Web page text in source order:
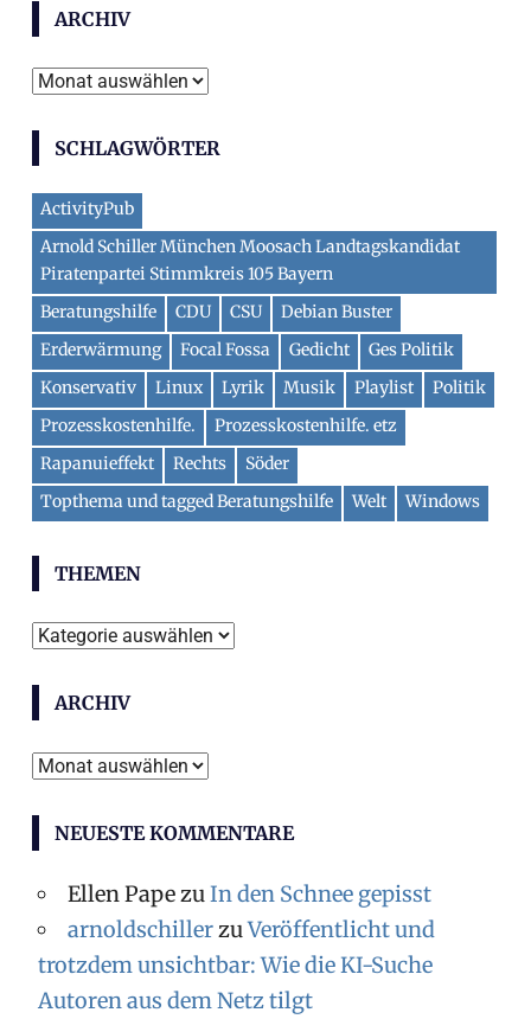
ARCHIV
Archiv
SCHLAGWÖRTER
ActivityPub
Arnold Schiller München Moosach Landtagskandidat
Piratenpartei Stimmkreis 105 Bayern
Beratungshilfe
CDU CSU
Debian Buster
Erderwärmung
Focal Fossa Gedicht
Ges Politik
Konservativ
Linux Lyrik Musik Playlist
Politik
Prozesskostenhilfe.
Prozesskostenhilfe. etz
Rapanuieffekt
Rechts
Söder
Topthema und tagged Beratungshilfe
Welt Windows
THEMEN
Themen
ARCHIV
Archiv
NEUESTE KOMMENTARE
Ellen PapezuIn den Schnee gepisst
arnoldschillerzuVeröffentlicht und
trotzdem unsichtbar: Wie die KI-Suche
Autoren aus dem Netz tilgt